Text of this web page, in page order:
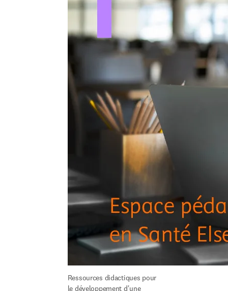
Ressources didactiques pour
le développement d'une